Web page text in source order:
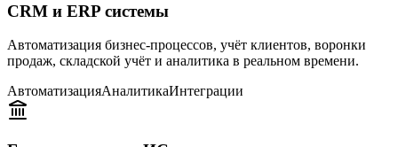
CRM и ERP системы
Автоматизация бизнес-процессов, учёт клиентов, воронки
продаж, складской учёт и аналитика в реальном времени.
АвтоматизацияАналитикаИнтеграции